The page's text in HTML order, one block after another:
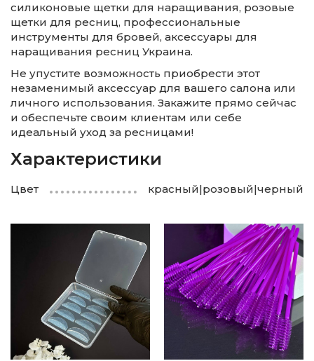
силиконовые щетки для наращивания, розовые
щетки для ресниц, профессиональные
инструменты для бровей, аксессуары для
наращивания ресниц Украина.
Не упустите возможность приобрести этот
незаменимый аксессуар для вашего салона или
личного использования. Закажите прямо сейчас
и обеспечьте своим клиентам или себе
идеальный уход за ресницами!
Характеристики
Цвет красный|розовый|черный